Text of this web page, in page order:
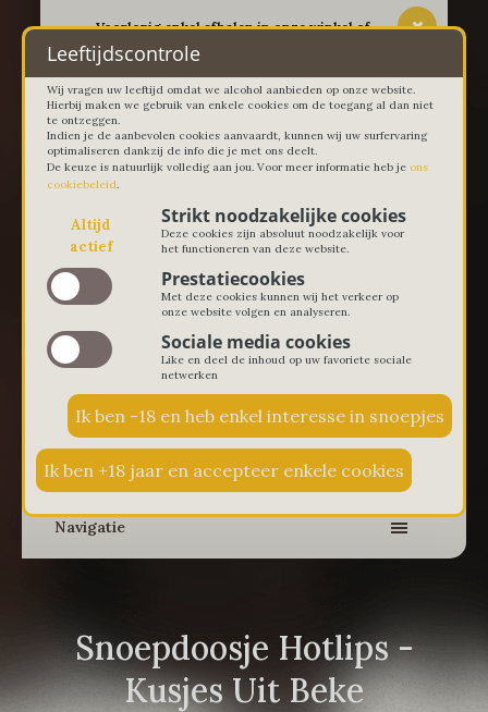
-- Voorlopig enkel afhalen in onze winkel of
thuislevering in Lievegem vanaf 100 euro --
0 € 0,00
Navigatie
Snoepdoosje Hotlips -
Kusjes Uit Beke
Leeftijdscontrole
Wij vragen uw leeftijd omdat we alcohol aanbieden op onze website.
Hierbij maken we gebruik van enkele cookies om de toegang al dan niet
te ontzeggen.
Indien je de aanbevolen cookies aanvaardt, kunnen wij uw surfervaring
optimaliseren dankzij de info die je met ons deelt.
De keuze is natuurlijk volledig aan jou. Voor meer informatie heb je ons
cookiebeleid.
Altijd
actief
Strikt noodzakelijke cookies
Deze cookies zijn absoluut noodzakelijk voor
het functioneren van deze website.
Prestatiecookies
Met deze cookies kunnen wij het verkeer op
onze website volgen en analyseren.
Sociale media cookies
Like en deel de inhoud op uw favoriete sociale
netwerken